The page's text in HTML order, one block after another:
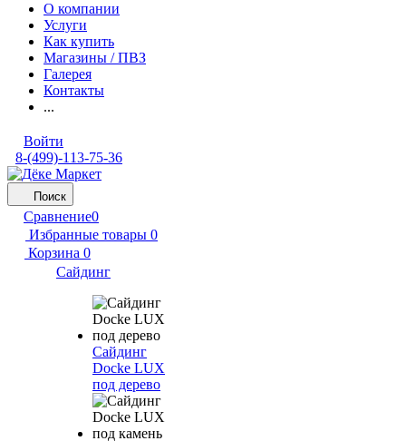
О компании
Услуги
Как купить
Магазины / ПВЗ
Галерея
Контакты
...
Войти
8-(499)-113-75-36
Поиск
Сравнение0
Избранные товары 0
Корзина 0
Сайдинг
Сайдинг
Docke LUX
под дерево